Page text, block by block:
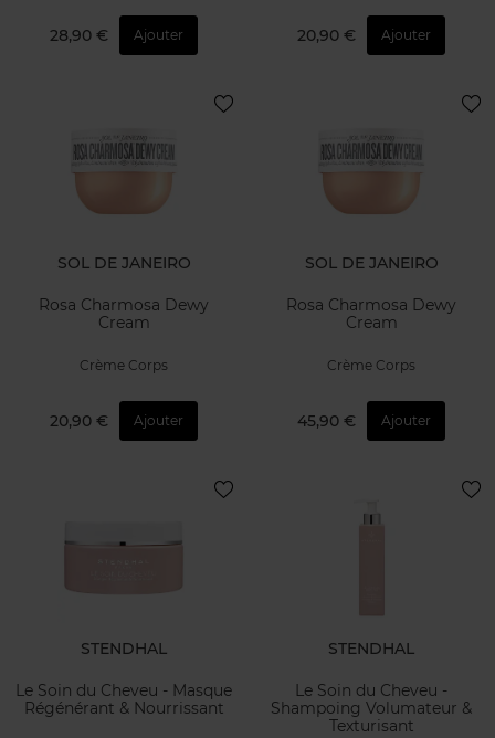
28,90 € Ajouter 20,90 € Ajouter
SOL DE JANEIRO
Rosa Charmosa Dewy
Cream
Crème Corps
20,90 € Ajouter
SOL DE JANEIRO
Rosa Charmosa Dewy
Cream
Crème Corps
45,90 € Ajouter
STENDHAL
Le Soin du Cheveu - Masque
Régénérant & Nourrissant
STENDHAL
Le Soin du Cheveu -
Shampoing Volumateur &
Texturisant